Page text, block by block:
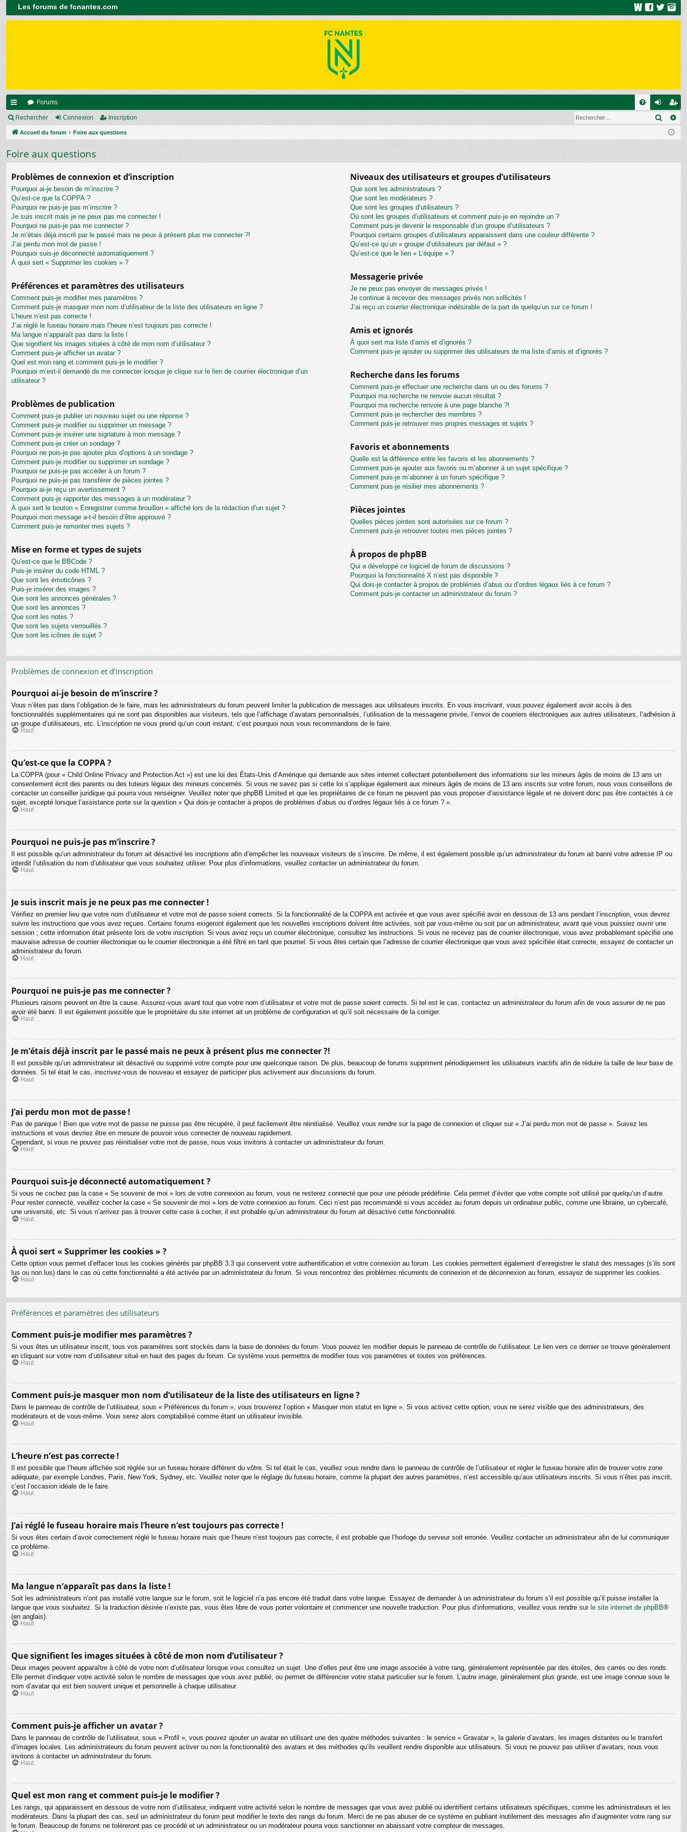
Les forums de fcnantes.com
ac
co
ci
s
Forums
on
on
ns
cri
on
Rechercher Connexion Inscription
Accueil du forum Foire aux questions
Foire aux questions
Problèmes de connexion et d’inscription
Pourquoi ai-je besoin de m’inscrire ?
Qu’est-ce que la COPPA ?
Pourquoi ne puis-je pas m’inscrire ?
Je suis inscrit mais je ne peux pas me connecter !
Pourquoi ne puis-je pas me connecter ?
Je m’étais déjà inscrit par le passé mais ne peux à présent plus me connecter ?!
J’ai perdu mon mot de passe !
Pourquoi suis-je déconnecté automatiquement ?
À quoi sert « Supprimer les cookies » ?
Préférences et paramètres des utilisateurs
Comment puis-je modifier mes paramètres ?
Comment puis-je masquer mon nom d’utilisateur de la liste des utilisateurs en ligne ?
L’heure n’est pas correcte !
J’ai réglé le fuseau horaire mais l’heure n’est toujours pas correcte !
Ma langue n’apparaît pas dans la liste !
Que signifient les images situées à côté de mon nom d’utilisateur ?
Comment puis-je afficher un avatar ?
Quel est mon rang et comment puis-je le modifier ?
Pourquoi m’est-il demandé de me connecter lorsque je clique sur le lien de courrier électronique d’un
utilisateur ?
Problèmes de publication
Comment puis-je publier un nouveau sujet ou une réponse ?
Comment puis-je modifier ou supprimer un message ?
Comment puis-je insérer une signature à mon message ?
Comment puis-je créer un sondage ?
Pourquoi ne puis-je pas ajouter plus d’options à un sondage ?
Comment puis-je modifier ou supprimer un sondage ?
Pourquoi ne puis-je pas accéder à un forum ?
Pourquoi ne puis-je pas transférer de pièces jointes ?
Pourquoi ai-je reçu un avertissement ?
Comment puis-je rapporter des messages à un modérateur ?
À quoi sert le bouton « Enregistrer comme brouillon » affiché lors de la rédaction d’un sujet ?
Pourquoi mon message a-t-il besoin d’être approuvé ?
Comment puis-je remonter mes sujets ?
Mise en forme et types de sujets
Qu’est-ce que le BBCode ?
Puis-je insérer du code HTML ?
Que sont les émoticônes ?
Puis-je insérer des images ?
Que sont les annonces générales ?
Que sont les annonces ?
Que sont les notes ?
Que sont les sujets verrouillés ?
Que sont les icônes de sujet ?
Niveaux des utilisateurs et groupes d’utilisateurs
Que sont les administrateurs ?
Que sont les modérateurs ?
Que sont les groupes d’utilisateurs ?
Où sont les groupes d’utilisateurs et comment puis-je en rejoindre un ?
Comment puis-je devenir le responsable d’un groupe d’utilisateurs ?
Pourquoi certains groupes d’utilisateurs apparaissent dans une couleur différente ?
Qu’est-ce qu’un « groupe d’utilisateurs par défaut » ?
Qu’est-ce que le lien « L’équipe » ?
Messagerie privée
Je ne peux pas envoyer de messages privés !
Je continue à recevoir des messages privés non sollicités !
J’ai reçu un courrier électronique indésirable de la part de quelqu’un sur ce forum !
Amis et ignorés
À quoi sert ma liste d’amis et d’ignorés ?
Comment puis-je ajouter ou supprimer des utilisateurs de ma liste d’amis et d’ignorés ?
Recherche dans les forums
Comment puis-je effectuer une recherche dans un ou des forums ?
Pourquoi ma recherche ne renvoie aucun résultat ?
Pourquoi ma recherche renvoie à une page blanche ?!
Comment puis-je rechercher des membres ?
Comment puis-je retrouver mes propres messages et sujets ?
Favoris et abonnements
Quelle est la différence entre les favoris et les abonnements ?
Comment puis-je ajouter aux favoris ou m’abonner à un sujet spécifique ?
Comment puis-je m’abonner à un forum spécifique ?
Comment puis-je résilier mes abonnements ?
Pièces jointes
Quelles pièces jointes sont autorisées sur ce forum ?
Comment puis-je retrouver toutes mes pièces jointes ?
À propos de phpBB
Qui a développé ce logiciel de forum de discussions ?
Pourquoi la fonctionnalité X n’est pas disponible ?
Qui dois-je contacter à propos de problèmes d’abus ou d’ordres légaux liés à ce forum ?
Comment puis-je contacter un administrateur du forum ?
Problèmes de connexion et d’inscription
Pourquoi ai-je besoin de m’inscrire ?
Vous n’êtes pas dans l’obligation de le faire, mais les administrateurs du forum peuvent limiter la publication de messages aux utilisateurs inscrits. En vous inscrivant, vous pouvez également avoir accès à des
fonctionnalités supplémentaires qui ne sont pas disponibles aux visiteurs, tels que l’affichage d’avatars personnalisés, l’utilisation de la messagerie privée, l’envoi de courriers électroniques aux autres utilisateurs, l’adhésion à
un groupe d’utilisateurs, etc. L’inscription ne vous prend qu’un court instant, c’est pourquoi nous vous recommandons de le faire.
Haut
Qu’est-ce que la COPPA ?
La COPPA (pour « Child Online Privacy and Protection Act ») est une loi des États-Unis d’Amérique qui demande aux sites internet collectant potentiellement des informations sur les mineurs âgés de moins de 13 ans un
consentement écrit des parents ou des tuteurs légaux des mineurs concernés. Si vous ne savez pas si cette loi s’applique également aux mineurs âgés de moins de 13 ans inscrits sur votre forum, nous vous conseillons de
contacter un conseiller juridique qui pourra vous renseigner. Veuillez noter que phpBB Limited et que les propriétaires de ce forum ne peuvent pas vous proposer d’assistance légale et ne doivent donc pas être contactés à ce
sujet, excepté lorsque l’assistance porte sur la question « Qui dois-je contacter à propos de problèmes d’abus ou d’ordres légaux liés à ce forum ? ».
Haut
Pourquoi ne puis-je pas m’inscrire ?
Il est possible qu’un administrateur du forum ait désactivé les inscriptions afin d’empêcher les nouveaux visiteurs de s’inscrire. De même, il est également possible qu’un administrateur du forum ait banni votre adresse IP ou
interdit l’utilisation du nom d’utilisateur que vous souhaitez utiliser. Pour plus d’informations, veuillez contacter un administrateur du forum.
Haut
Je suis inscrit mais je ne peux pas me connecter !
Vérifiez en premier lieu que votre nom d’utilisateur et votre mot de passe soient corrects. Si la fonctionnalité de la COPPA est activée et que vous avez spécifié avoir en dessous de 13 ans pendant l’inscription, vous devrez
suivre les instructions que vous avez reçues. Certains forums exigeront également que les nouvelles inscriptions doivent être activées, soit par vous-même ou soit par un administrateur, avant que vous puissiez ouvrir une
session ; cette information était présente lors de votre inscription. Si vous aviez reçu un courrier électronique, consultez les instructions. Si vous ne recevez pas de courrier électronique, vous avez probablement spécifié une
mauvaise adresse de courrier électronique ou le courrier électronique a été filtré en tant que pourriel. Si vous êtes certain que l’adresse de courrier électronique que vous avez spécifiée était correcte, essayez de contacter un
administrateur du forum.
Haut
Pourquoi ne puis-je pas me connecter ?
Plusieurs raisons peuvent en être la cause. Assurez-vous avant tout que votre nom d’utilisateur et votre mot de passe soient corrects. Si tel est le cas, contactez un administrateur du forum afin de vous assurer de ne pas
avoir été banni. Il est également possible que le propriétaire du site internet ait un problème de configuration et qu’il soit nécessaire de la corriger.
Haut
Je m’étais déjà inscrit par le passé mais ne peux à présent plus me connecter ?!
Il est possible qu’un administrateur ait désactivé ou supprimé votre compte pour une quelconque raison. De plus, beaucoup de forums suppriment périodiquement les utilisateurs inactifs afin de réduire la taille de leur base de
données. Si tel était le cas, inscrivez-vous de nouveau et essayez de participer plus activement aux discussions du forum.
Haut
J’ai perdu mon mot de passe !
Pas de panique ! Bien que votre mot de passe ne puisse pas être récupéré, il peut facilement être réinitialisé. Veuillez vous rendre sur la page de connexion et cliquer sur « J’ai perdu mon mot de passe ». Suivez les
instructions et vous devriez être en mesure de pouvoir vous connecter de nouveau rapidement.
Cependant, si vous ne pouvez pas réinitialiser votre mot de passe, nous vous invitons à contacter un administrateur du forum.
Haut
Pourquoi suis-je déconnecté automatiquement ?
Si vous ne cochez pas la case « Se souvenir de moi » lors de votre connexion au forum, vous ne resterez connecté que pour une période prédéfinie. Cela permet d’éviter que votre compte soit utilisé par quelqu’un d’autre.
Pour rester connecté, veuillez cocher la case « Se souvenir de moi » lors de votre connexion au forum. Ceci n’est pas recommandé si vous accédez au forum depuis un ordinateur public, comme une librairie, un cybercafé,
une université, etc. Si vous n’arrivez pas à trouver cette case à cocher, il est probable qu’un administrateur du forum ait désactivé cette fonctionnalité.
Haut
À quoi sert « Supprimer les cookies » ?
Cette option vous permet d’effacer tous les cookies générés par phpBB 3.3 qui conservent votre authentification et votre connexion au forum. Les cookies permettent également d’enregistrer le statut des messages (s’ils sont
lus ou non lus) dans le cas où cette fonctionnalité a été activée par un administrateur du forum. Si vous rencontrez des problèmes récurrents de connexion et de déconnexion au forum, essayez de supprimer les cookies.
Haut
Préférences et paramètres des utilisateurs
Comment puis-je modifier mes paramètres ?
Si vous êtes un utilisateur inscrit, tous vos paramètres sont stockés dans la base de données du forum. Vous pouvez les modifier depuis le panneau de contrôle de l’utilisateur. Le lien vers ce dernier se trouve généralement
en cliquant sur votre nom d’utilisateur situé en haut des pages du forum. Ce système vous permettra de modifier tous vos paramètres et toutes vos préférences.
Haut
Comment puis-je masquer mon nom d’utilisateur de la liste des utilisateurs en ligne ?
Dans le panneau de contrôle de l’utilisateur, sous « Préférences du forum », vous trouverez l’option « Masquer mon statut en ligne ». Si vous activez cette option, vous ne serez visible que des administrateurs, des
modérateurs et de vous-même. Vous serez alors comptabilisé comme étant un utilisateur invisible.
Haut
L’heure n’est pas correcte !
Il est possible que l’heure affichée soit réglée sur un fuseau horaire différent du vôtre. Si tel était le cas, veuillez vous rendre dans le panneau de contrôle de l’utilisateur et régler le fuseau horaire afin de trouver votre zone
adéquate, par exemple Londres, Paris, New York, Sydney, etc. Veuillez noter que le réglage du fuseau horaire, comme la plupart des autres paramètres, n’est accessible qu’aux utilisateurs inscrits. Si vous n’êtes pas inscrit,
c’est l’occasion idéale de le faire.
Haut
J’ai réglé le fuseau horaire mais l’heure n’est toujours pas correcte !
Si vous êtes certain d’avoir correctement réglé le fuseau horaire mais que l’heure n’est toujours pas correcte, il est probable que l’horloge du serveur soit erronée. Veuillez contacter un administrateur afin de lui communiquer
ce problème.
Haut
Ma langue n’apparaît pas dans la liste !
Soit les administrateurs n’ont pas installé votre langue sur le forum, soit le logiciel n’a pas encore été traduit dans votre langue. Essayez de demander à un administrateur du forum s’il est possible qu’il puisse installer la
langue que vous souhaitez. Si la traduction désirée n’existe pas, vous êtes libre de vous porter volontaire et commencer une nouvelle traduction. Pour plus d’informations, veuillez vous rendre sur le site internet de phpBB®
(en anglais).
Haut
Que signifient les images situées à côté de mon nom d’utilisateur ?
Deux images peuvent apparaître à côté de votre nom d’utilisateur lorsque vous consultez un sujet. Une d’elles peut être une image associée à votre rang, généralement représentée par des étoiles, des carrés ou des ronds.
Elle permet d’indiquer votre activité selon le nombre de messages que vous avez publié, ou permet de différencier votre statut particulier sur le forum. L’autre image, généralement plus grande, est une image connue sous le
nom d’avatar qui est bien souvent unique et personnelle à chaque utilisateur.
Haut
Comment puis-je afficher un avatar ?
Dans le panneau de contrôle de l’utilisateur, sous « Profil », vous pouvez ajouter un avatar en utilisant une des quatre méthodes suivantes : le service « Gravatar », la galerie d’avatars, les images distantes ou le transfert
d’images locales. Les administrateurs du forum peuvent activer ou non la fonctionnalité des avatars et des méthodes qu’ils veuillent rendre disponible aux utilisateurs. Si vous ne pouvez pas utiliser d’avatars, nous vous
invitons à contacter un administrateur du forum.
Haut
Quel est mon rang et comment puis-je le modifier ?
Les rangs, qui apparaissent en dessous de votre nom d’utilisateur, indiquent votre activité selon le nombre de messages que vous avez publié ou identifient certains utilisateurs spécifiques, comme les administrateurs et les
modérateurs. Dans la plupart des cas, seul un administrateur du forum peut modifier le texte des rangs du forum. Merci de ne pas abuser de ce système en publiant inutilement des messages afin d’augmenter votre rang sur
le forum. Beaucoup de forums ne toléreront pas ce procédé et un administrateur ou un modérateur pourra vous sanctionner en abaissant votre compteur de messages.